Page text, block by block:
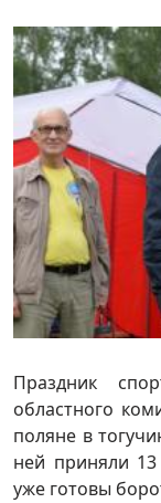
Праздник
областного
поляне в
ней приняли
уже готовы